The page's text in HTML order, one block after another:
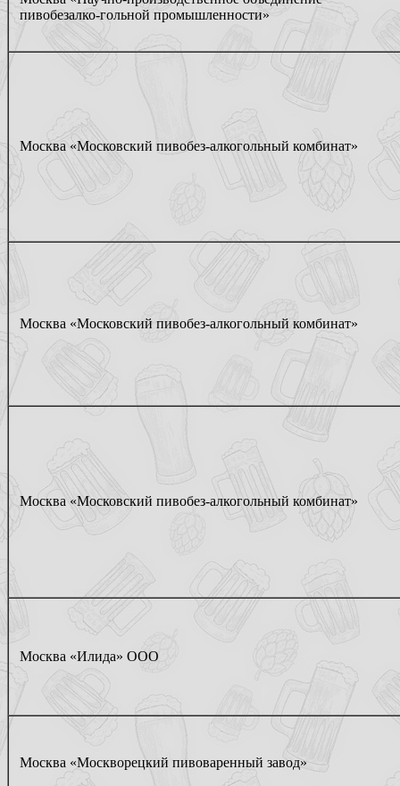
пивобезалко-гольной промышленности»
Москва «Московский пивобез-алкогольный комбинат»
Москва «Московский пивобез-алкогольный комбинат»
Москва «Московский пивобез-алкогольный комбинат»
Москва «Илида» ООО
Москва «Москворецкий пивоваренный завод»